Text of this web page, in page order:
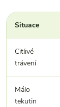
Situace
Citlivé
trávení
Málo
tekutin